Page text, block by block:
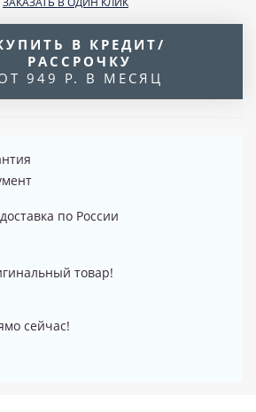
В КРЕДИТ/
РАССРОЧКУ
949 Р. В МЕСЯЦ
по России
товар!
сейчас!